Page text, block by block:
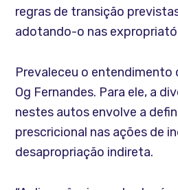
regras de transição
adotando-o nas
Prevaleceu o entendimento
Og Fernandes. Para ele, a
nestes autos envolve a
prescricional nas ações de
desapropriação indireta.